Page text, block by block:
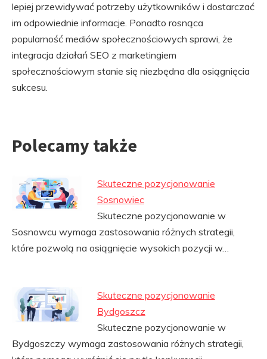
lepiej przewidywać potrzeby użytkowników i dostarczać
im odpowiednie informacje. Ponadto rosnąca
popularność mediów społecznościowych sprawi, że
integracja działań SEO z marketingiem
społecznościowym stanie się niezbędna dla osiągnięcia
sukcesu.
Polecamy także
Skuteczne pozycjonowanie
Sosnowiec
Skuteczne pozycjonowanie w
Sosnowcu wymaga zastosowania różnych strategii,
które pozwolą na osiągnięcie wysokich pozycji w…
Skuteczne pozycjonowanie
Bydgoszcz
Skuteczne pozycjonowanie w
Bydgoszczy wymaga zastosowania różnych strategii,